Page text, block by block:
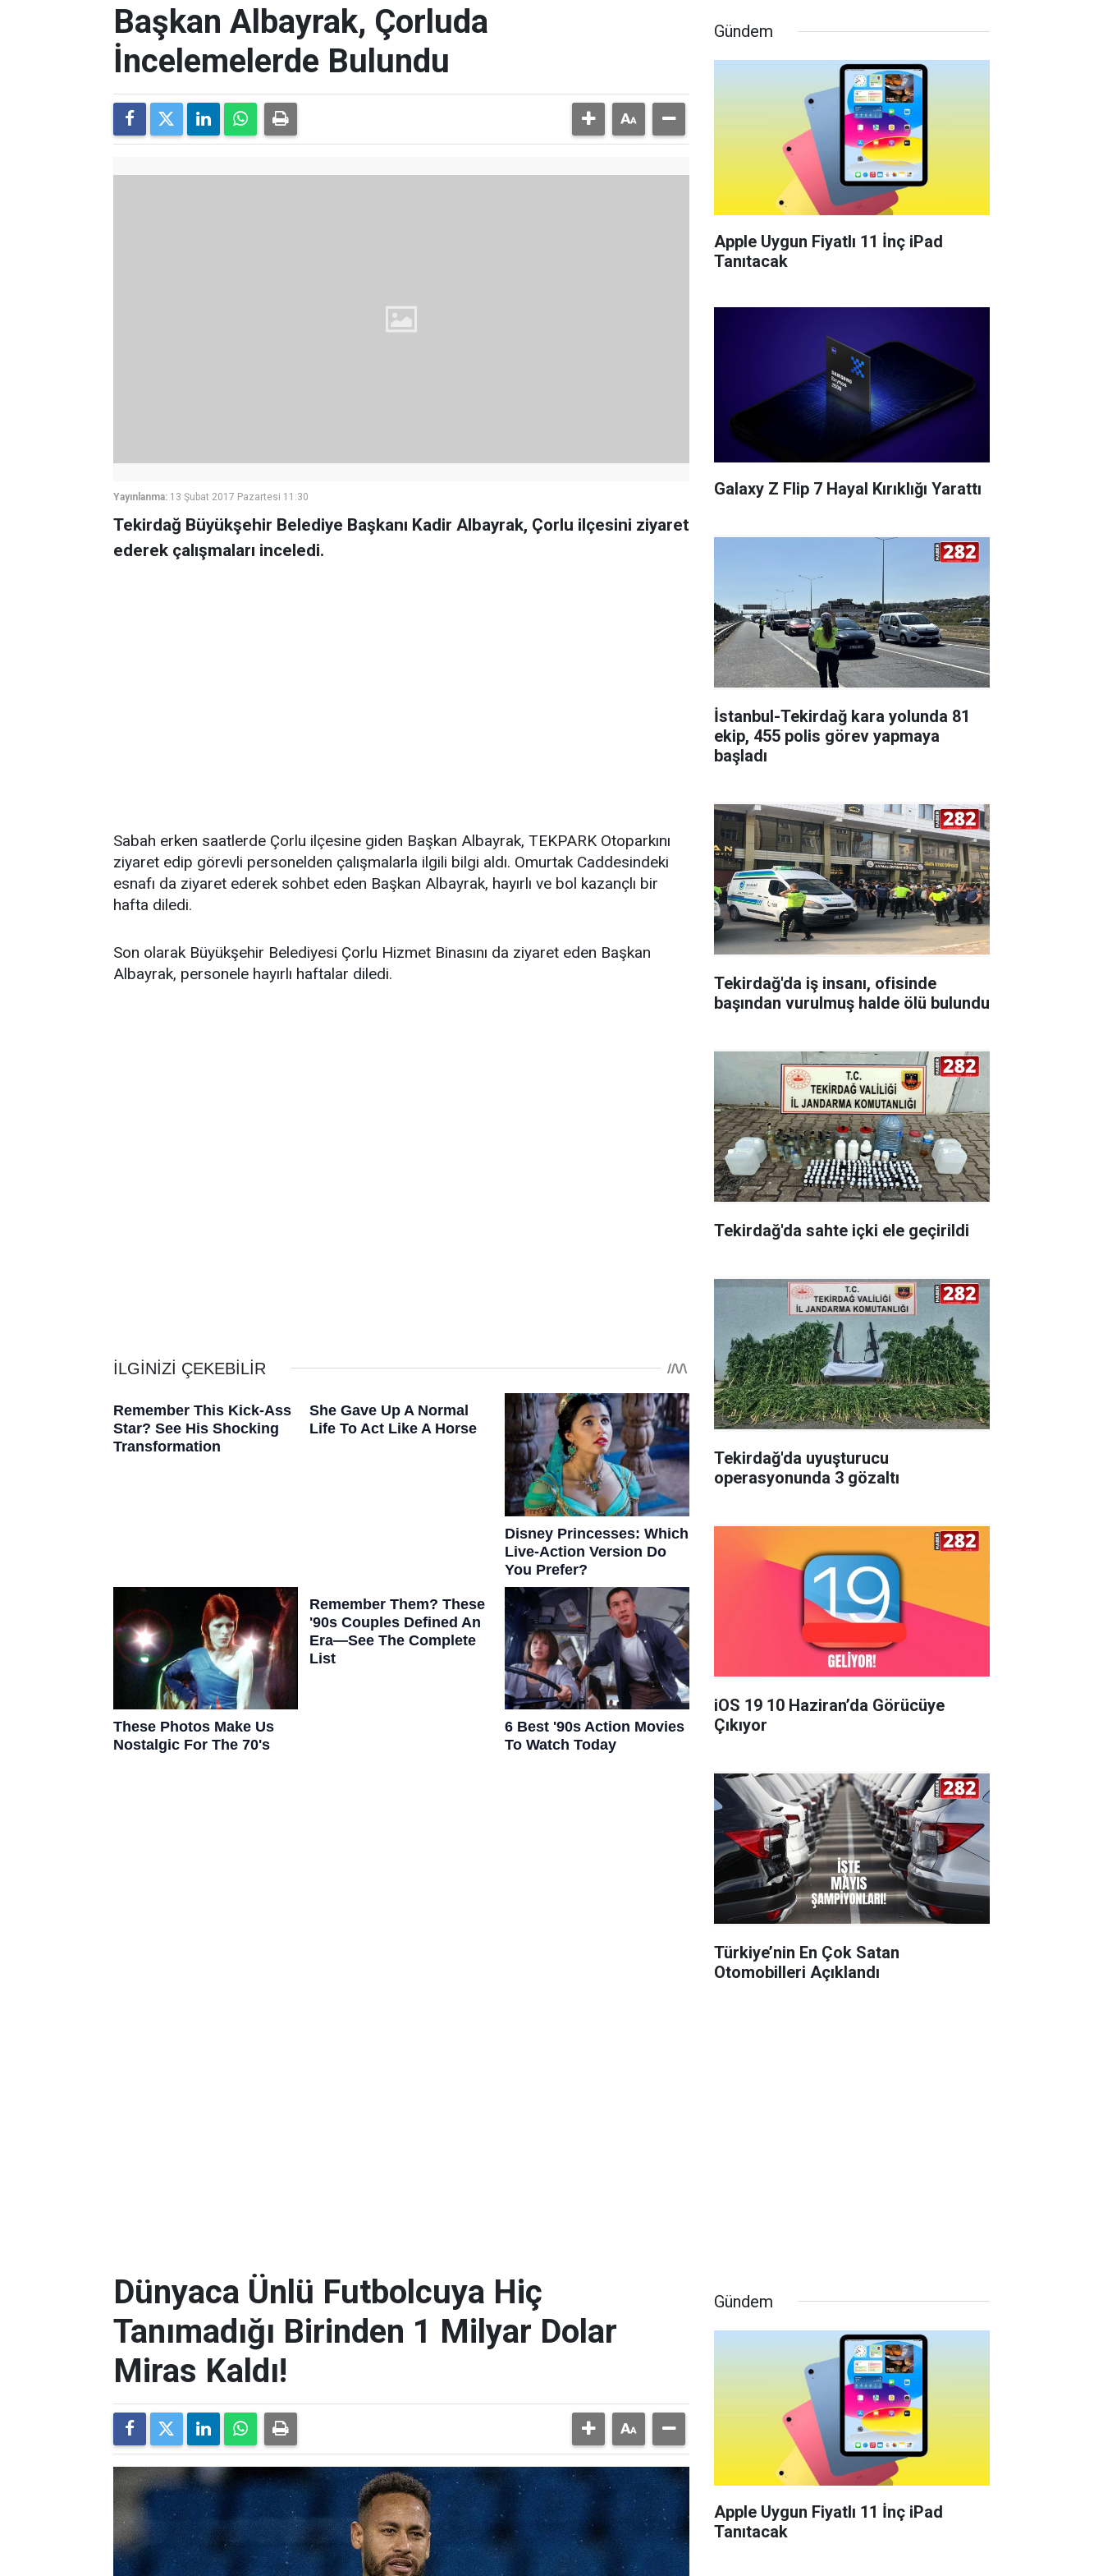
Başkan Albayrak, Çorluda
İncelemelerde Bulundu
Yayınlanma: 13 Şubat 2017 Pazartesi 11:30
Tekirdağ Büyükşehir Belediye Başkanı Kadir Albayrak, Çorlu ilçesini ziyaret
ederek çalışmaları inceledi.
Sabah erken saatlerde Çorlu ilçesine giden Başkan Albayrak, TEKPARK Otoparkını
ziyaret edip görevli personelden çalışmalarla ilgili bilgi aldı. Omurtak Caddesindeki
esnafı da ziyaret ederek sohbet eden Başkan Albayrak, hayırlı ve bol kazançlı bir
hafta diledi.
Son olarak Büyükşehir Belediyesi Çorlu Hizmet Binasını da ziyaret eden Başkan
Albayrak, personele hayırlı haftalar diledi.
Gündem
Apple Uygun Fiyatlı 11 İnç iPad
Tanıtacak
Galaxy Z Flip 7 Hayal Kırıklığı Yarattı
İstanbul-Tekirdağ kara yolunda 81
ekip, 455 polis görev yapmaya
başladı
Tekirdağ'da iş insanı, ofisinde
başından vurulmuş halde ölü bulundu
Tekirdağ'da sahte içki ele geçirildi
Tekirdağ'da uyuşturucu
operasyonunda 3 gözaltı
iOS 19 10 Haziran’da Görücüye
Çıkıyor
Türkiye’nin En Çok Satan
Otomobilleri Açıklandı
Dünyaca Ünlü Futbolcuya Hiç
Tanımadığı Birinden 1 Milyar Dolar
Miras Kaldı!
Gündem
Apple Uygun Fiyatlı 11 İnç iPad
Tanıtacak